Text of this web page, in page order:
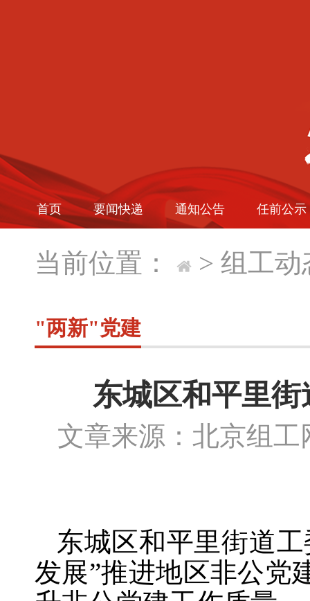
首页 要闻快递 通知公告 任前公示
当前位置： > 组工动
"两新"党建
东城区和平里
文章来源：北京
东城区和平里街道
发展”推进地区非公党